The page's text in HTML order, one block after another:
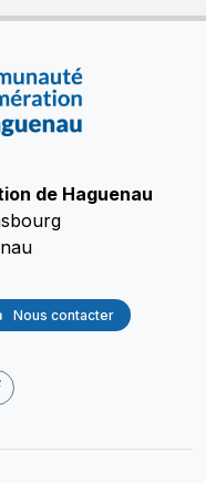
de Haguenau
Nous contacter